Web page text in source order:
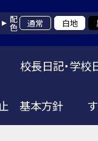
配色 通常 白地
校長日記・学校
基本方針